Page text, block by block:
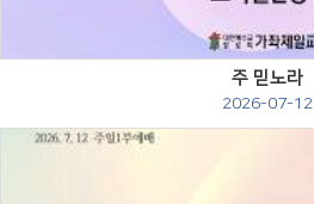
주 믿노라
2026-07-12